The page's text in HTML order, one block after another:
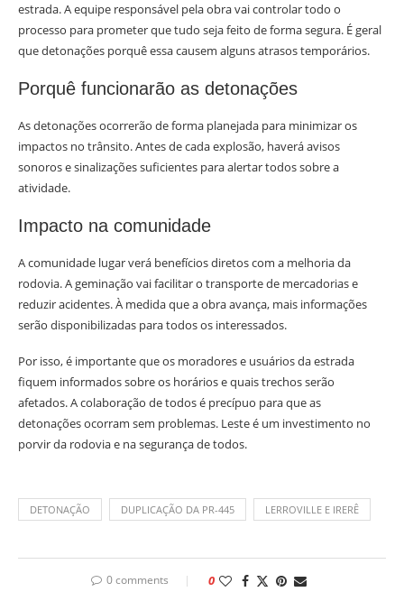
estrada. A equipe responsável pela obra vai controlar todo o
processo para prometer que tudo seja feito de forma segura. É geral
que detonações porquê essa causem alguns atrasos temporários.
Porquê funcionarão as detonações
As detonações ocorrerão de forma planejada para minimizar os
impactos no trânsito. Antes de cada explosão, haverá avisos
sonoros e sinalizações suficientes para alertar todos sobre a
atividade.
Impacto na comunidade
A comunidade lugar verá benefícios diretos com a melhoria da
rodovia. A geminação vai facilitar o transporte de mercadorias e
reduzir acidentes. À medida que a obra avança, mais informações
serão disponibilizadas para todos os interessados.
Por isso, é importante que os moradores e usuários da estrada
fiquem informados sobre os horários e quais trechos serão
afetados. A colaboração de todos é precípuo para que as
detonações ocorram sem problemas. Leste é um investimento no
porvir da rodovia e na segurança de todos.
DETONAÇÃO DUPLICAÇÃO DA PR-445 LERROVILLE E IRERÊ
0 comments 0